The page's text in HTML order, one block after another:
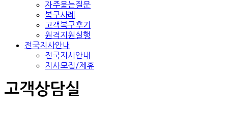
자주묻는질문
복구사례
고객복구후기
원격지원실행
전국지사안내
전국지사안내
지사모집/제휴
고객상담실